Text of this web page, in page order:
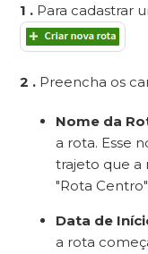
1 . Para cadastrar
2 . Preencha os
Nome da
a rota. Esse
trajeto que a
"Rota
Data de
a rota